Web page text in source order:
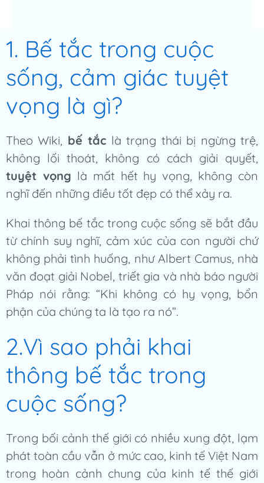
1. Bế tắc trong cuộc
sống, cảm giác tuyệt
vọng là gì?
Theo Wiki, bế tắc là trạng thái bị ngừng trệ,
không lối thoát, không có cách giải quyết,
tuyệt vọng là mất hết hy vọng, không còn
nghĩ đến những điều tốt đẹp có thể xảy ra.
Khai thông bế tắc trong cuộc sống sẽ bắt đầu
từ chính suy nghĩ, cảm xúc của con người chứ
không phải tình huống, như Albert Camus, nhà
văn đoạt giải Nobel, triết gia và nhà báo người
Pháp nói rằng: “Khi không có hy vọng, bổn
phận của chúng ta là tạo ra nó”.
2.Vì sao phải khai
thông bế tắc trong
cuộc sống?
Trong bối cảnh thế giới có nhiều xung đột, lạm
phát toàn cầu vẫn ở mức cao, kinh tế Việt Nam
trong hoàn cảnh chung của kinh tế thế giới